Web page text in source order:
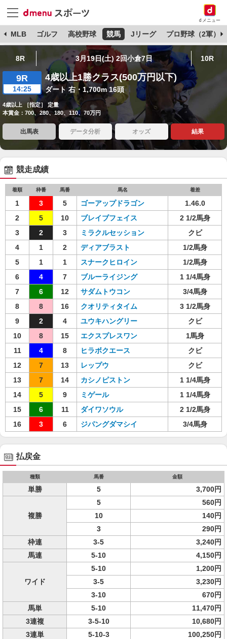
dメニュー
MLB ゴルフ 高校野球 競馬 Jリーグ プロ野球（2軍）
8R 3月19日(土) 2回小倉7日 10R
9R
14:25
4歳以上1勝クラス(500万円以下)
ダート 右・1,700m 16頭
4歳以上 ［指定］ 定量
本賞金：700、280、180、110、70万円
出馬表 データ分析 オッズ 結果
競走成績
着順 枠番 馬番 馬名 着差
1 3 5 ゴーアップドラゴン
1.46.0
2
5 10 ブレイブフェイス
2 1/2馬身
3
2 3 ミラクルセッション
クビ
4
1 2 ディアブラスト
1/2馬身
5
1 1 スナークヒロイン
1/2馬身
6
4 7 ブルーライジング
1 1/4馬身
7
6 12 サダムトウコン
3/4馬身
8
8 16 クオリティタイム
3 1/2馬身
9
2 4 ユウキハングリー
クビ
10
8 15 エクスプレスワン
1馬身
11
4 8 ヒラボクエース
クビ
12
7 13 レップウ
クビ
13
7 14 カシノピストン
1 1/4馬身
14
5 9 ミゲール
1 1/4馬身
15
6 11 ダイワソウル
2 1/2馬身
16
3 6 ジパングダマシイ 3/4馬身
払戻金
種類 馬番 金額
単勝 5 3,700円
複勝
5
560円
10
140円
3
290円
枠連
3-5
3,240円
馬連
5-10 4,150円
ワイド
5-10
1,200円
3-5
3,230円
3-10
670円
馬単
5-10
11,470円
3連複
3-5-10
10,680円
3連単
5-10-3 100,250円